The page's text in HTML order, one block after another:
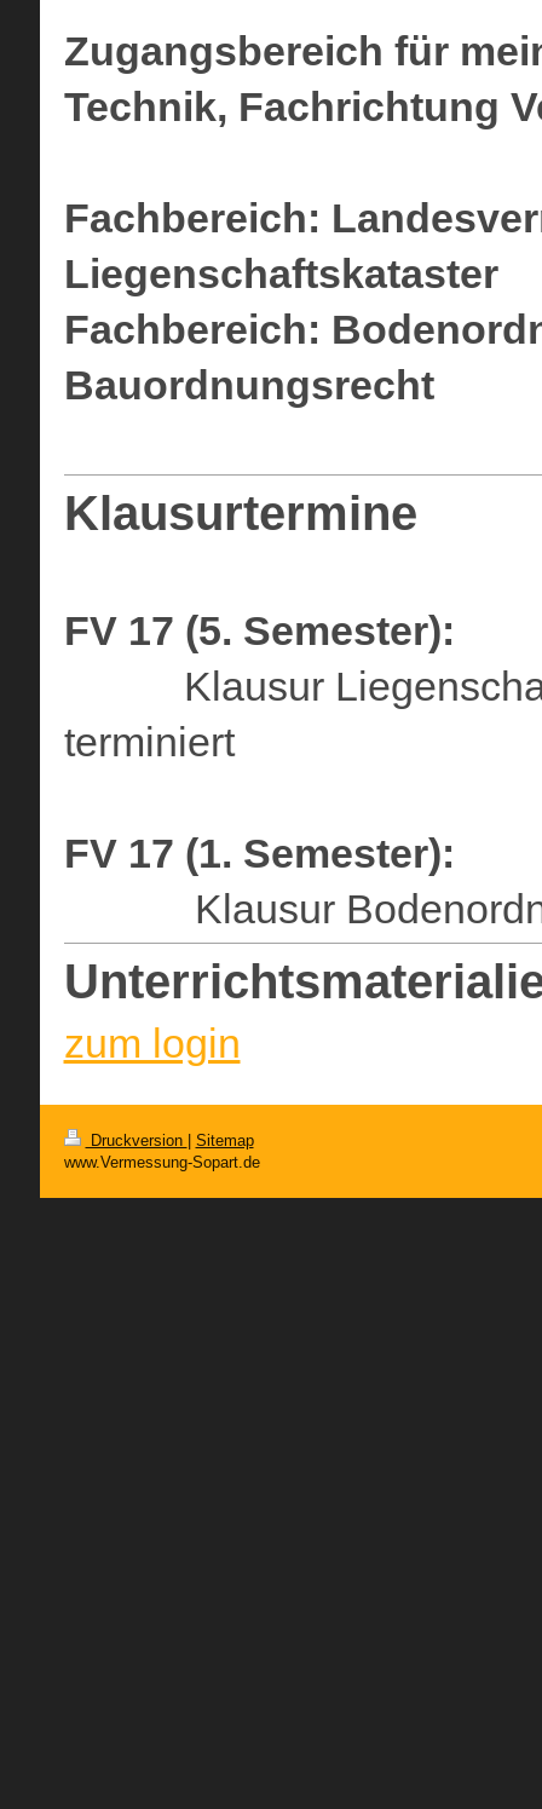
Zugangsbereich für
Technik, Fachrichtung
Fachbereich:
Liegenschaftskataster
Fachbereich:
Bauordnungsrecht
Klausurtermine
FV 17 (5. Semester):
Klausur
terminiert
FV 17 (1. Semester):
Klausur
zum login
Druckversion
Sitemap
www.Vermessung-Sopart.de